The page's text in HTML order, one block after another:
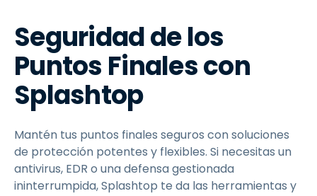
Seguridad de los
Puntos Finales con
Splashtop
Mantén tus puntos finales seguros con soluciones
de protección potentes y flexibles. Si necesitas un
antivirus, EDR o una defensa gestionada
ininterrumpida, Splashtop te da las herramientas y